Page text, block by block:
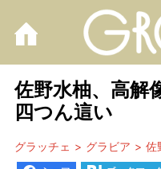
佐野水柚、高解
四つん這い
グラッチェ グラビア 佐